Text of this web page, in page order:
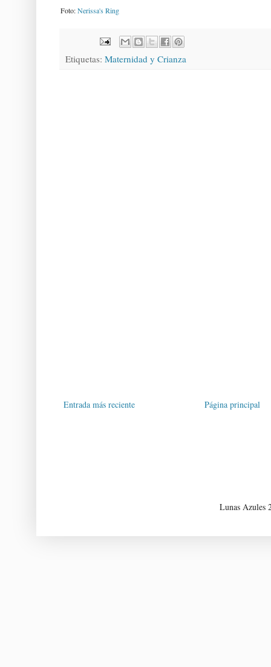
Foto:Nerissa's Ring
Etiquetas: Maternidad y Crianza
Entrada más reciente Página principal
Lunas Azules